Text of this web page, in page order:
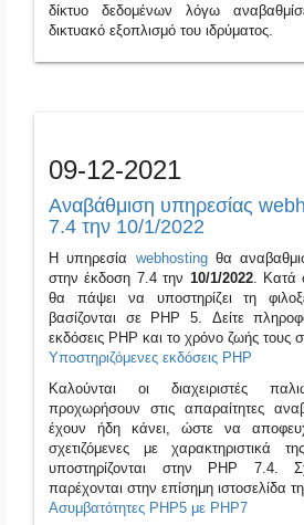
δίκτυο δεδομένων λόγω
δικτυακό εξοπλισμό του ιδρύματος.
09-12-2021
Αναβάθμιση υπηρεσίας
7.4 την 10/1/2022
H υπηρεσία webhostingθα
στην έκδοση 7.4 την 10/1/2022. Κατά
θα πάψει να υποστηρίζει τη
βασίζονται σε PHP 5. Δείτε
εκδόσεις PHP και το χρόνο ζωής τους
Υποστηριζόμενες εκδόσεις PHP
Καλούνται οι διαχειριστές
προχωρήσουν στις απαραίτητες
έχουν ήδη κάνει, ώστε να
σχετιζόμενες με
υποστηρίζονται στην PHP 7.4.
παρέχονται στην επίσημη ιστοσελίδα
Ασυμβατότητες PHP5 με PHP7